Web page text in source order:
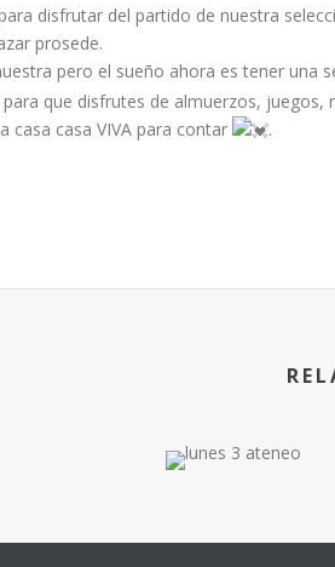
disfrutar del partido de nuestra
prosede.
pero el sueño ahora es tener
que disfrutes de almuerzos, juegos,
casa casa VIVA para contar
.